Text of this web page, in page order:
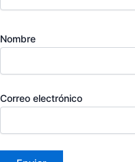
Nombre
Correo electrónico